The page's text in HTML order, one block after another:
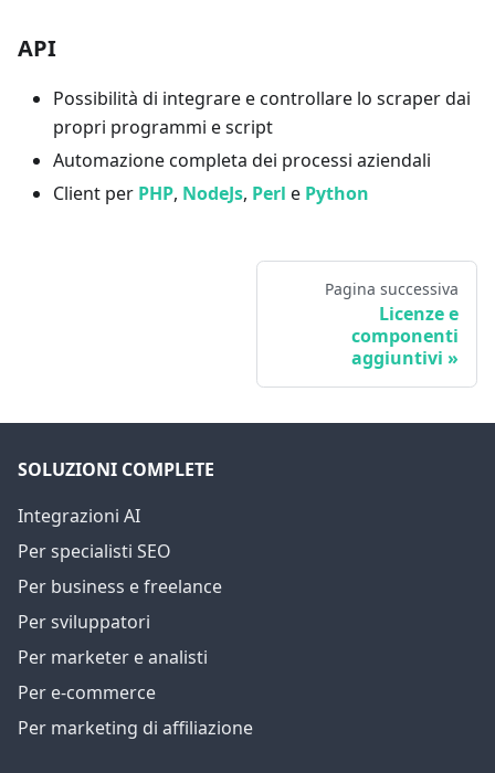
API
Possibilità di integrare e controllare lo scraper dai
propri programmi e script
Automazione completa dei processi aziendali
Client per PHP, NodeJs, Perl e Python
Pagina successiva
Licenze e
componenti
aggiuntivi
SOLUZIONI COMPLETE
Integrazioni AI
Per specialisti SEO
Per business e freelance
Per sviluppatori
Per marketer e analisti
Per e-commerce
Per marketing di affiliazione